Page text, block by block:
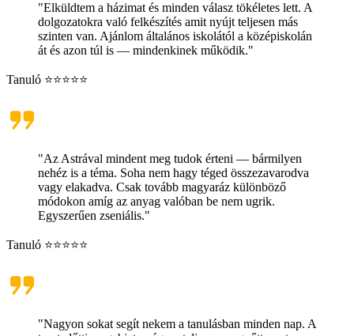
"Elküldtem a házimat és minden válasz tökéletes lett. A
dolgozatokra való felkészítés amit nyújt teljesen más
szinten van. Ajánlom általános iskolától a középiskolán
át és azon túl is — mindenkinek működik."
Tanuló ⭐⭐⭐⭐⭐
"Az Astrával mindent meg tudok érteni — bármilyen
nehéz is a téma. Soha nem hagy téged összezavarodva
vagy elakadva. Csak tovább magyaráz különböző
módokon amíg az anyag valóban be nem ugrik.
Egyszerűen zseniális."
Tanuló ⭐⭐⭐⭐⭐
"Nagyon sokat segít nekem a tanulásban minden nap. A